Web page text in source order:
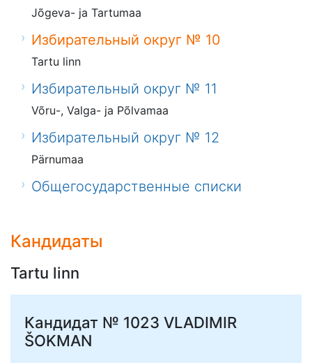
Jõgeva- ja Tartumaa
Избирательный округ № 10
Tartu linn
Избирательный округ № 11
Võru-, Valga- ja Põlvamaa
Избирательный округ № 12
Pärnumaa
Общегосударственные списки
Кандидаты
Tartu linn
Кандидат № 1023 VLADIMIR
ŠOKMAN